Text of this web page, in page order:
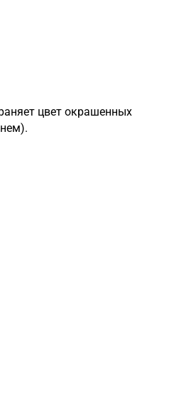
цвет окрашенных